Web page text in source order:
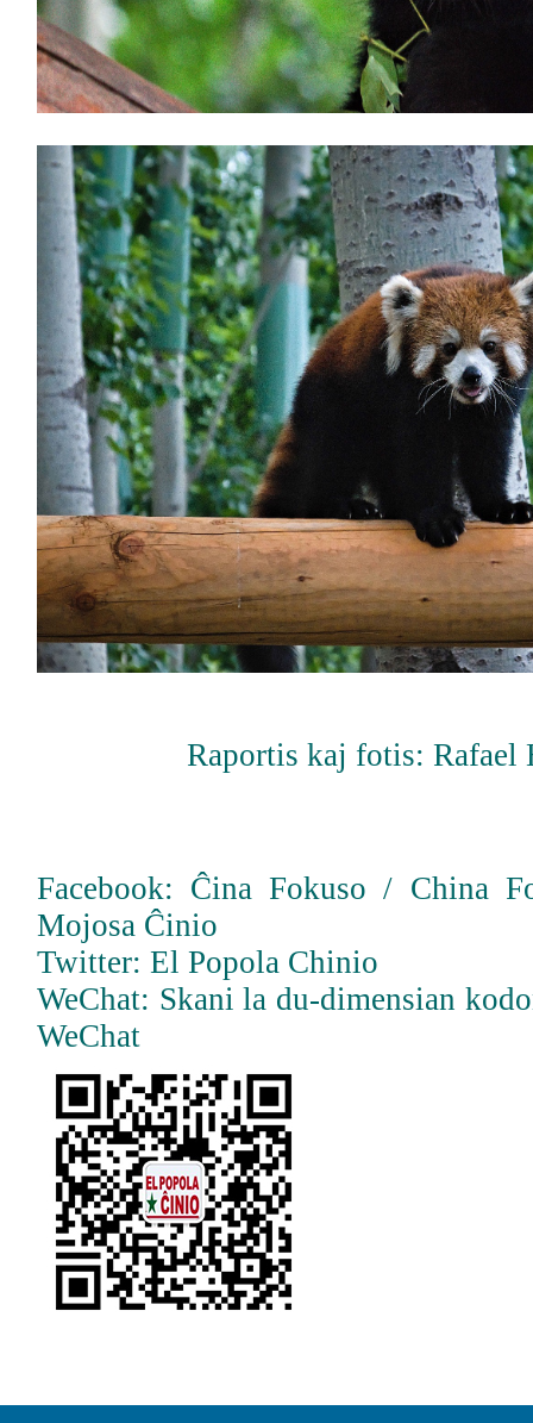
Raportis kaj fotis: Rafael
Facebook: Ĉina Fokuso / China
Mojosa Ĉinio
Twitter: El Popola Chinio
WeChat: Skani la du-dimensian
WeChat